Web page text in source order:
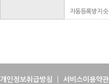
자동등록방지
개인정보취급방침 서비스이용약관